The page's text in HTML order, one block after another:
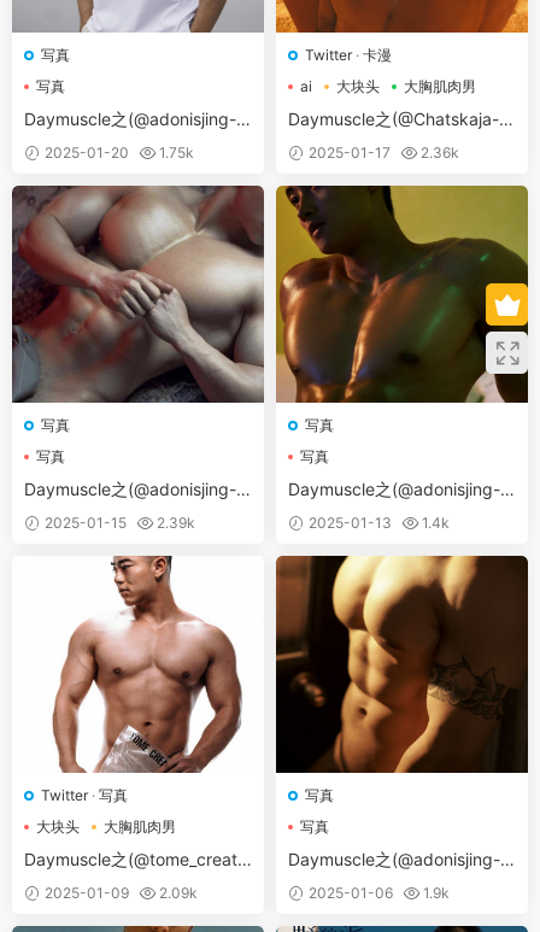
写真
写真
Daymuscle之(@adonisjing-A
REL 01-02&JUICE BOY 01-0
2）
2025-01-20 1.75k
Twitter· 卡漫
ai
大块头 大胸肌肉男
Daymuscle之(@Chatskaja-A
na Chatskaja 🖤🦋)
2025-01-17 2.36k
写真
写真
Daymuscle之(@adonisjing-R
ANGER-01-02&MONKEY-01-
02）
2025-01-15 2.39k
写真
写真
Daymuscle之(@adonisjing-L
UST MAN系列）
2025-01-13 1.4k
Twitter· 写真
大块头
大胸肌肉男
Daymuscle之(@tome_creativ
e) 2025-01-09 2.09k
写真
写真
Daymuscle之(@adonisjing-LI
BIDO 01-02-03-LIBIDO SUP
ER LEI 03）
2025-01-06 1.9k